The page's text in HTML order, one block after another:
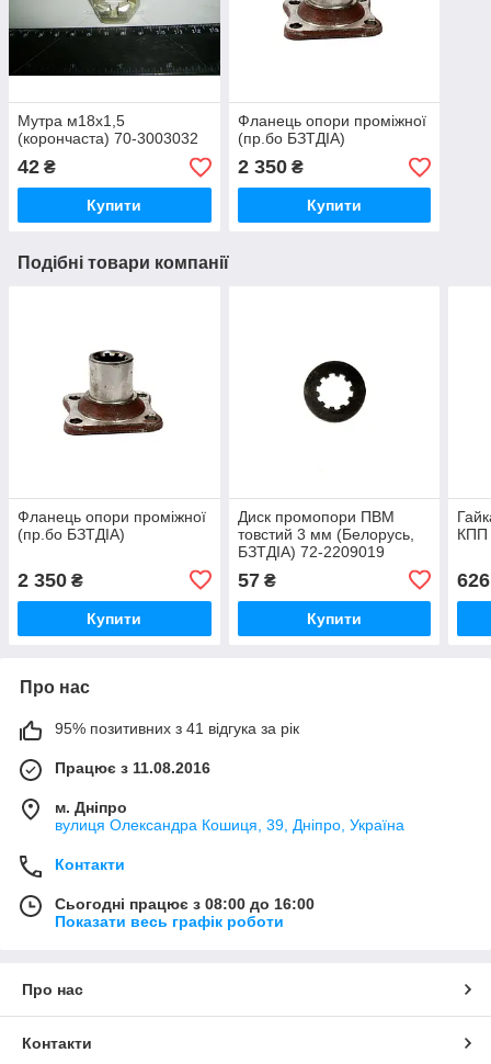
Мутра м18х1,5
(корончаста) 70-3003032
42 ₴
Купити
Фланець опори проміжної
(пр.бо БЗТДІА)
2 350₴
Купити
Подібні товари компанії
Фланець опори проміжної
(пр.бо БЗТДІА)
2 350 ₴
Купити
Диск промопори ПВМ
товстий 3 мм (Белорусь,
БЗТДІА) 72-2209019
57₴
Купити
КПП
626
Про нас
95% позитивних з 41 відгука за рік
Працює з 11.08.2016
м. Дніпро
вулиця Олександра Кошиця, 39, Дніпро, Україна
Контакти
Сьогодні працює з 08:00 до 16:00
Показати весь графік роботи
Про нас
Контакти